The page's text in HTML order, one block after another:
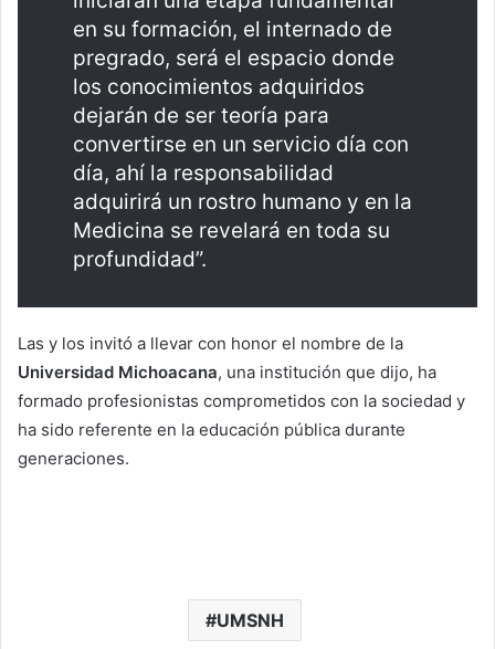
en su formación, el internado de
pregrado, será el espacio donde
los conocimientos adquiridos
dejarán de ser teoría para
convertirse en un servicio día con
día, ahí la responsabilidad
adquirirá un rostro humano y en la
Medicina se revelará en toda su
profundidad”.
Las y los invitó a llevar con honor el nombre de la
Universidad Michoacana, una institución que dijo, ha
formado profesionistas comprometidos con la sociedad y
ha sido referente en la educación pública durante
generaciones.
UMSNH